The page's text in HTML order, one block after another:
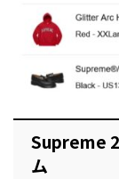
Supreme
ム